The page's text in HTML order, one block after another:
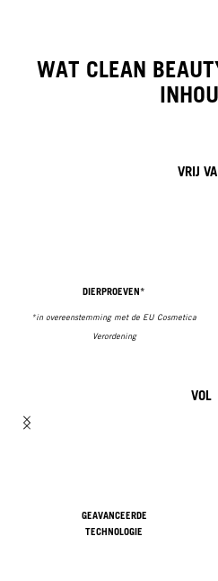
WAT CLEAN
VRIJ
DIERPROEVEN*
*in overeenstemming met de EU Cosmetica
Verordening
VOL
GEAVANCEERDE
TECHNOLOGIE